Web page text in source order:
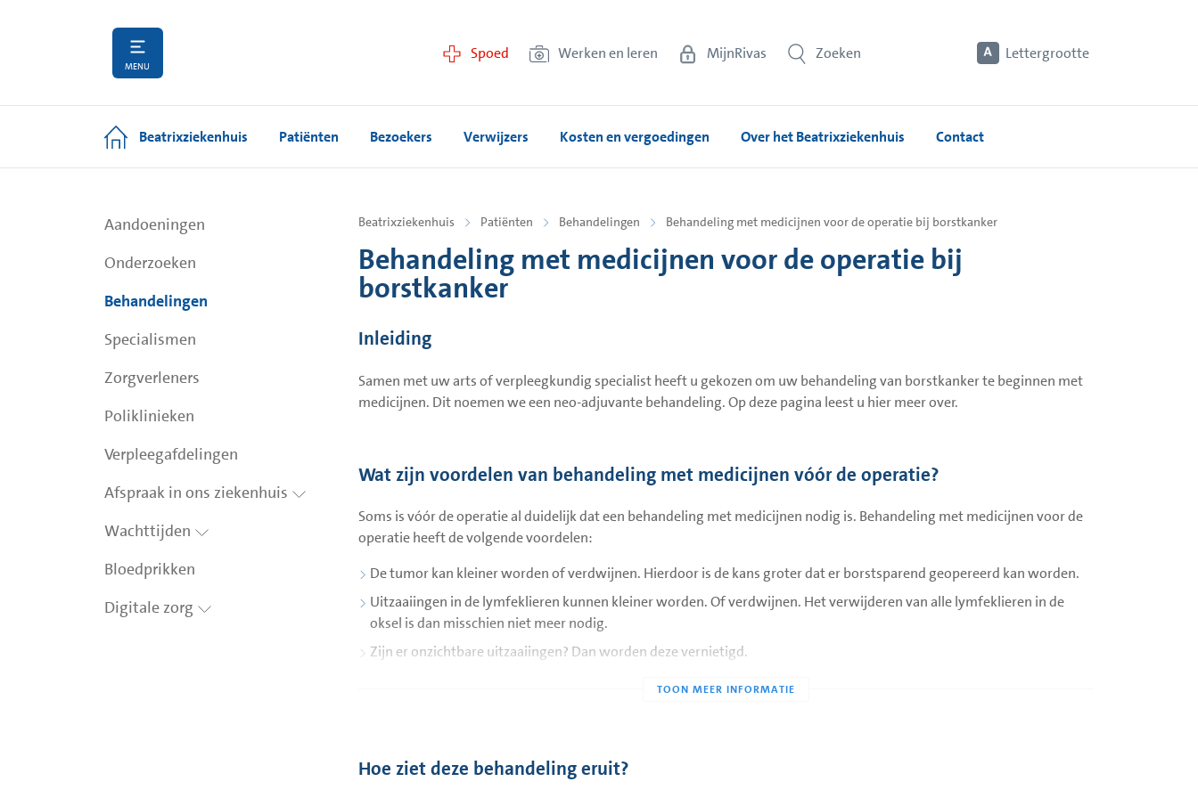
MENU
Spoed Werken en leren MijnRivas Zoeken Lettergrootte
Beatrixziekenhuis Patiënten Bezoekers Verwijzers Kosten en vergoedingen Over het Beatrixziekenhuis Contact
Aandoeningen
Onderzoeken
Behandelingen
Specialismen
Zorgverleners
Poliklinieken
Verpleegafdelingen
Afspraak in ons ziekenhuis
Wachttijden
Bloedprikken
Digitale zorg
Beatrixziekenhuis Patiënten Behandelingen Behandeling met medicijnen voor de operatie bij borstkanker
Behandeling met medicijnen voor de operatie bij
borstkanker
Inleiding
Samen met uw arts of verpleegkundig specialist heeft u gekozen om uw behandeling van borstkanker te beginnen met
medicijnen. Dit noemen we een neo-adjuvante behandeling. Op deze pagina leest u hier meer over.
Wat zijn voordelen van behandeling met medicijnen vóór de operatie?
Soms is vóór de operatie al duidelijk dat een behandeling met medicijnen nodig is. Behandeling met medicijnen voor de
operatie heeft de volgende voordelen:
De tumor kan kleiner worden of verdwijnen. Hierdoor is de kans groter dat er borstsparend geopereerd kan worden.
Uitzaaiingen in de lymfeklieren kunnen kleiner worden. Of verdwijnen. Het verwijderen van alle lymfeklieren in de
oksel is dan misschien niet meer nodig.
Zijn er onzichtbare uitzaaiingen? Dan worden deze vernietigd.
Hoe ziet deze behandeling eruit?